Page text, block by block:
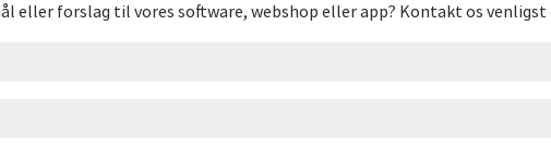
eller forslag til vores software, webshop eller app? Kontakt os